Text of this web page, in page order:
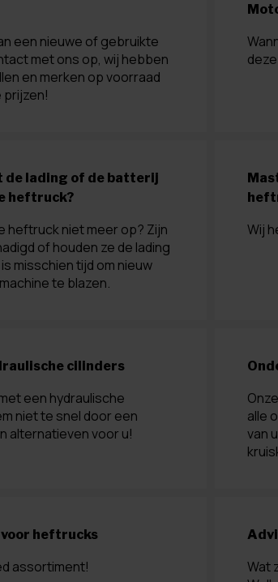
een nieuwe of gebruikte
met ons op, wij hebben
en merken op voorraad
de lading of de batterij
heftruck?
heftruck niet meer op? Zijn
of houden ze de lading
misschien tijd om nieuw
te blazen.
Wij
cilinders
een hydraulische
niet te snel door een
alternatieven voor u!
alle
van
voor heftrucks
assortiment!
Wat